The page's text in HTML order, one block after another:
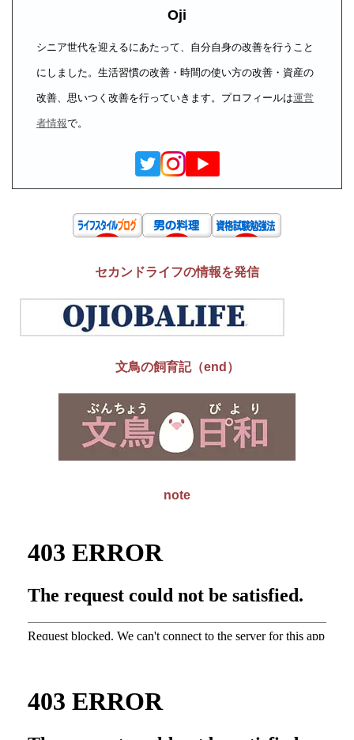
Oji
シニア世代を迎えるにあたって、自分自身の改善を行うこと
にしました。生活習慣の改善・時間の使い方の改善・資産の
改善、思いつく改善を行っていきます。プロフィールは運営
者情報で。
セカンドライフの情報を発信
文鳥の飼育記（end）
note